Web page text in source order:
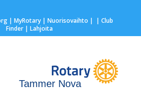
| MyRotary | Nuorisovaihto | | Club
Finder| Lahjoita
Tammer Nova